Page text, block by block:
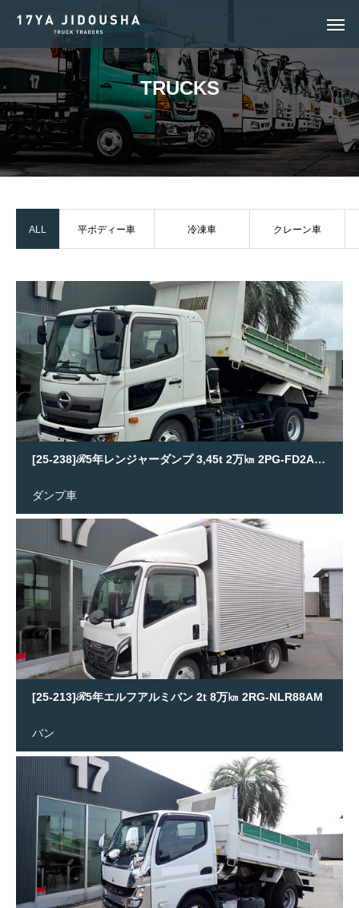
TRUCKS
ALL 平ボディー車 冷凍車 クレーン車
[25-238]ℛ5年レンジャーダンプ 3,45t 2万㎞ 2PG-FD2ABA
ダンプ車
[25-213]ℛ5年エルフアルミバン 2t 8万㎞ 2RG-NLR88AM
バン